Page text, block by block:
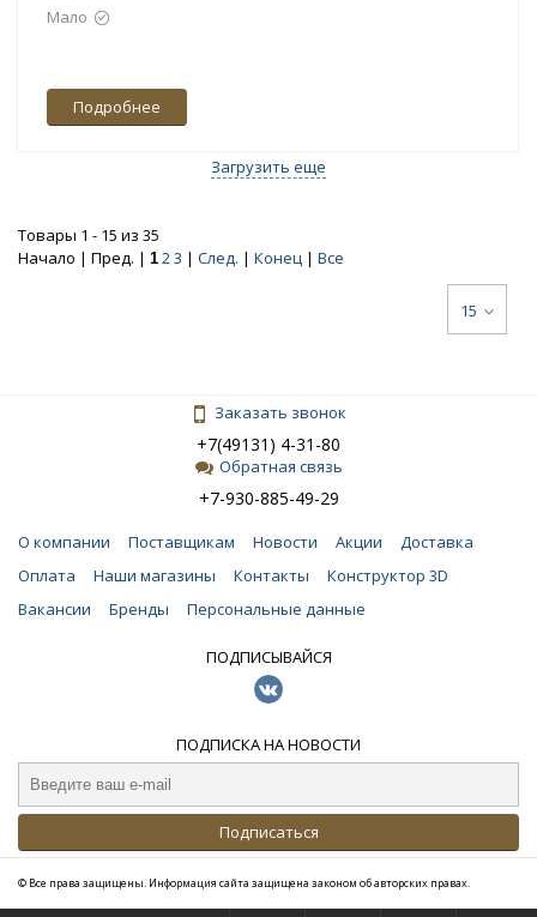
Мало
Подробнее
Загрузить еще
Товары 1 - 15 из 35
Начало | Пред. | 1 23 | След. | Конец | Все
15
Заказать звонок
+7(49131) 4-31-80
Обратная связь
+7-930-885-49-29
О компании Поставщикам Новости Акции
Доставка
Оплата
Наши магазины Контакты
Конструктор 3D
Вакансии
Бренды Персональные данные
ПОДПИСЫВАЙСЯ
ПОДПИСКА НА НОВОСТИ
Подписаться
© Все права защищены. Информация сайта защищена законом об авторских правах.